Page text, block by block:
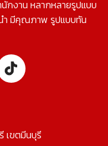
กงาน หลากหลายรูปแบบ
ำ มีคุณภาพ รูปแบบทัน
เขตมีนบุรี